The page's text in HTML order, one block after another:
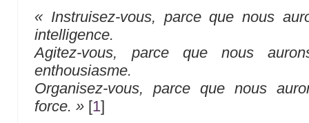
« Instruisez-vous, parce que nous
intelligence.
Agitez-vous, parce que nous
enthousiasme.
Organisez-vous, parce que nous
force. » [1]